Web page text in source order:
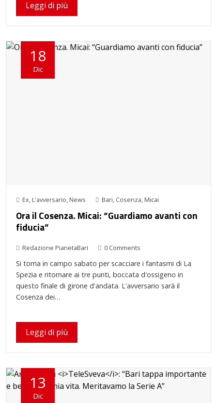
Leggi di più
18
Dic
Ex, L'avversario, News Bari, Cosenza, Micai
Ora il Cosenza. Micai: “Guardiamo avanti con
fiducia”
Redazione PianetaBari 0 Comments
Si torna in campo sabato per scacciare i fantasmi di La
Spezia e ritornare ai tre punti, boccata d'ossigeno in
questo finale di girone d'andata. L'avversario sarà il
Cosenza dei…
Leggi di più
13
Dic